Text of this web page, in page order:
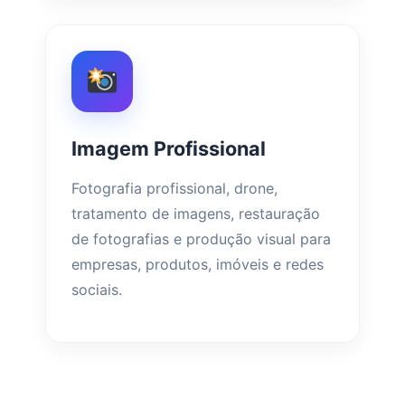
Imagem Profissional
Fotografia profissional, drone,
tratamento de imagens, restauração
de fotografias e produção visual para
empresas, produtos, imóveis e redes
sociais.